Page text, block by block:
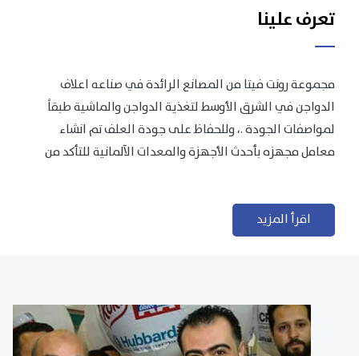
تعرف علينا
مجموعة رونت فيتا من المصانع الرائدة في صناعه اعلاف
الدواجن في الشرق الأوسط لتغذية الدواجن والماشية طبقاً
لمواصفات الجودة .، وللحفاظ على جودة العلف تم انشاء
معامل مجهزه بأحدث الأجهزة والمعدات الآلمانية للتأكد من
اقرأ المزيد